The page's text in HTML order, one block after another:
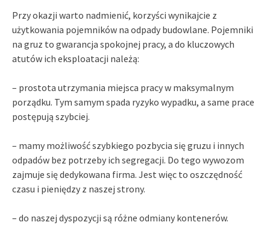
Przy okazji warto nadmienić, korzyści wynikajcie z
użytkowania pojemników na odpady budowlane. Pojemniki
na gruz to gwarancja spokojnej pracy, a do kluczowych
atutów ich eksploatacji należą:
– prostota utrzymania miejsca pracy w maksymalnym
porządku. Tym samym spada ryzyko wypadku, a same prace
postępują szybciej.
– mamy możliwość szybkiego pozbycia się gruzu i innych
odpadów bez potrzeby ich segregacji. Do tego wywozom
zajmuje się dedykowana firma. Jest więc to oszczędność
czasu i pieniędzy z naszej strony.
– do naszej dyspozycji są różne odmiany kontenerów.